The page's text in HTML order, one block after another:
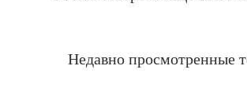
Недавно просмотренные